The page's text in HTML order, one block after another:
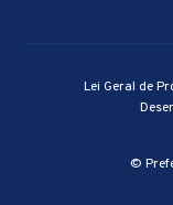
©
Lei Geral de